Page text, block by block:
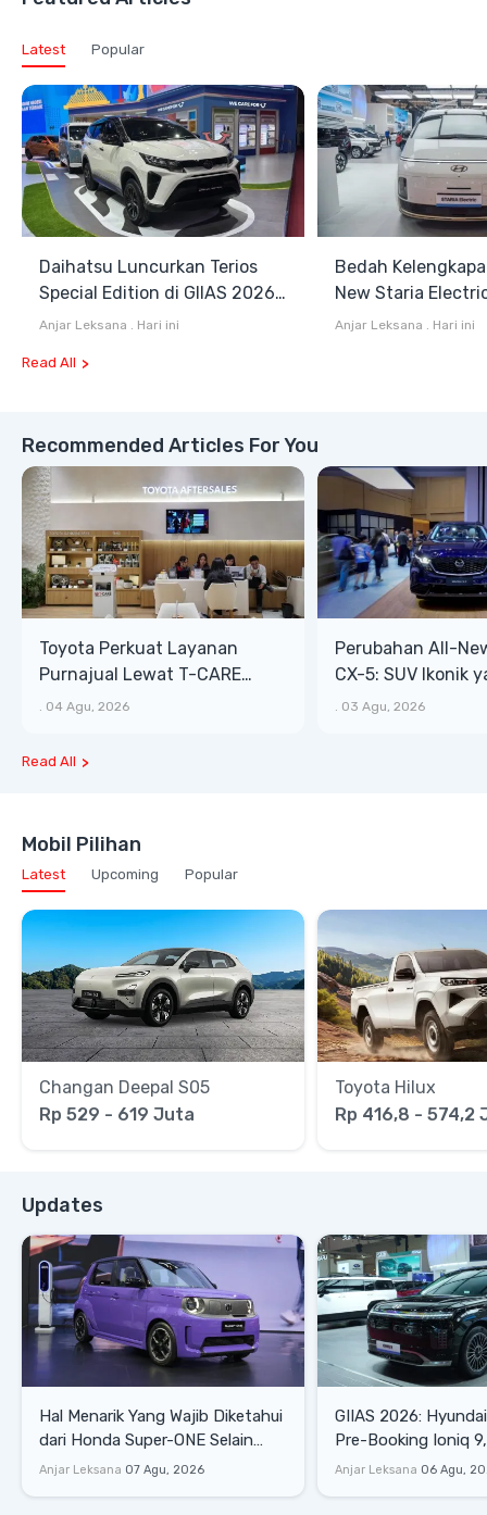
Latest Popular
Daihatsu Luncurkan Terios
Special Edition di GIIAS 2026,
Stok Terbatas
Anjar Leksana . Hari ini
Bedah
New Staria
Hybrid yang
Anjar Leksana . Hari ini
Read All
Recommended Articles For You
Toyota Perkuat Layanan
Purnajual Lewat T-CARE
XTRA, Manfaat Lebih Besar
. 04 Agu, 2026
Perubahan All-
CX-5: SUV Ikonik
Bongsor, Mewah,
. 03 Agu, 2026
Read All
Mobil Pilihan
Latest Upcoming Popular
Changan Deepal S05
Rp 529 - 619 Juta
Toyota Hilux
Rp 416,8 - 574,2
Updates
Hal Menarik Yang Wajib Diketahui
dari Honda Super-ONE Selain
Harga
Anjar Leksana 07 Agu, 2026
GIIAS 2026:
Pre-Booking Ioniq
Rp1,49 Miliar
Anjar Leksana 06 Agu,